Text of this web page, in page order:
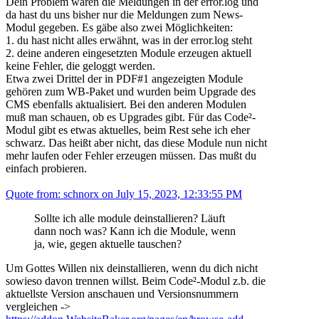
da hast du uns bisher nur die Meldungen zum News-
Modul gegeben. Es gäbe also zwei Möglichkeiten:
1. du hast nicht alles erwähnt, was in der error.log steht
2. deine anderen eingesetzten Module erzeugen aktuell
keine Fehler, die geloggt werden.
Etwa zwei Drittel der in PDF#1 angezeigten Module
gehören zum WB-Paket und wurden beim Upgrade des
CMS ebenfalls aktualisiert. Bei den anderen Modulen
muß man schauen, ob es Upgrades gibt. Für das Code²-
Modul gibt es etwas aktuelles, beim Rest sehe ich eher
schwarz. Das heißt aber nicht, das diese Module nun nicht
mehr laufen oder Fehler erzeugen müssen. Das mußt du
einfach probieren.
Quote from: schnorx on July 15, 2023, 12:33:55 PM
Sollte ich alle module deinstallieren? Läuft
dann noch was? Kann ich die Module, wenn
ja, wie, gegen aktuelle tauschen?
Um Gottes Willen nix deinstallieren, wenn du dich nicht
sowieso davon trennen willst. Beim Code²-Modul z.b. die
aktuellste Version anschauen und Versionsnummern
vergleichen ->